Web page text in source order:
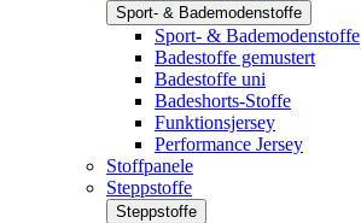
Sport- & Bademodenstoffe
Sport- & Bademodenstoffe
Badestoffe gemustert
Badestoffe uni
Badeshorts-Stoffe
Funktionsjersey
Performance Jersey
Stoffpanele
Steppstoffe
Steppstoffe